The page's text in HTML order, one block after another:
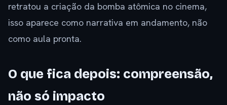
retratou a criação da bomba atômica no cinema,
isso aparece como narrativa em andamento, não
como aula pronta.
O que fica depois: compreensão,
não só impacto